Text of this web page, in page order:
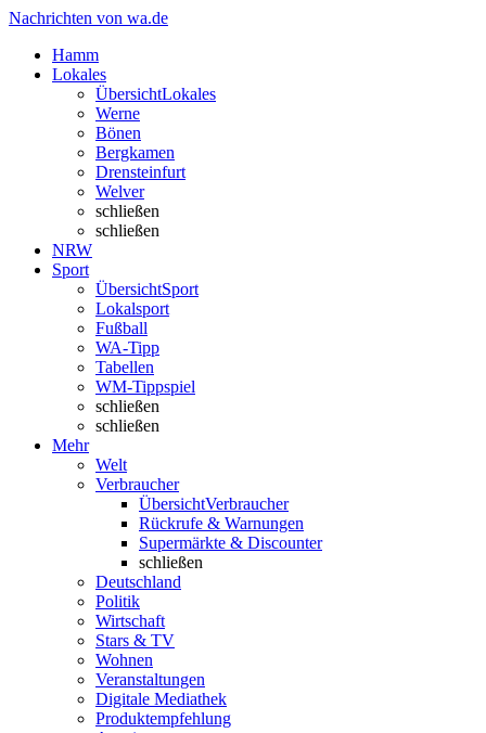
Nachrichten von wa.de
Hamm
Lokales
ÜbersichtLokales
Werne
Bönen
Bergkamen
Drensteinfurt
Welver
schließen
schließen
NRW
Sport
ÜbersichtSport
Lokalsport
Fußball
WA-Tipp
Tabellen
WM-Tippspiel
schließen
schließen
Mehr
Welt
Verbraucher
ÜbersichtVerbraucher
Rückrufe & Warnungen
Supermärkte & Discounter
schließen
Deutschland
Politik
Wirtschaft
Stars & TV
Wohnen
Veranstaltungen
Digitale Mediathek
Produktempfehlung